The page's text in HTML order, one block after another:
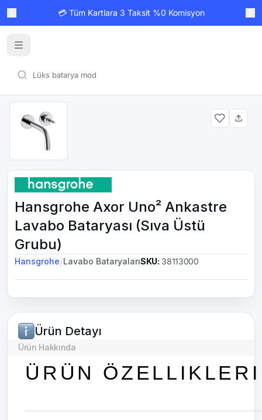
💳 Tüm Kartlara 3 Taksit %0 Komisyon
Hansgrohe Axor Uno² Ankastre
Lavabo Bataryası (Sıva Üstü
Grubu)
Hansgrohe/Lavabo BataryalarıSKU: 38113000
Ürün Detayı
Ürün Hakkında
ÜRÜN ÖZELLIKLERI